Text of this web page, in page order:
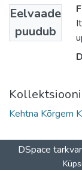
Eelvaade
puudub
Kehtna Kõrgem
DSpace